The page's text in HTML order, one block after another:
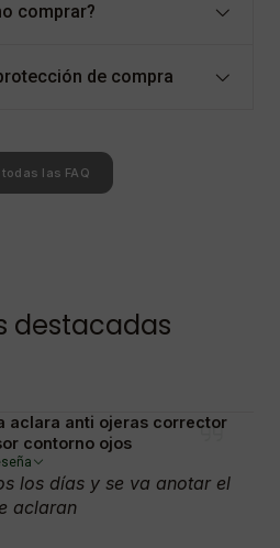
comprar?
de compra
todas las FAQ
destacadas
aclara anti ojeras corrector
contorno ojos
los días y se va anotar el
aclaran